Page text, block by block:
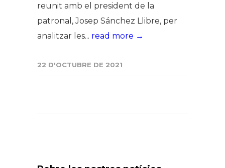
reunit amb el president de la
patronal, Josep Sánchez Llibre, per
analitzar les... read more →
22 D'OCTUBRE DE 2021